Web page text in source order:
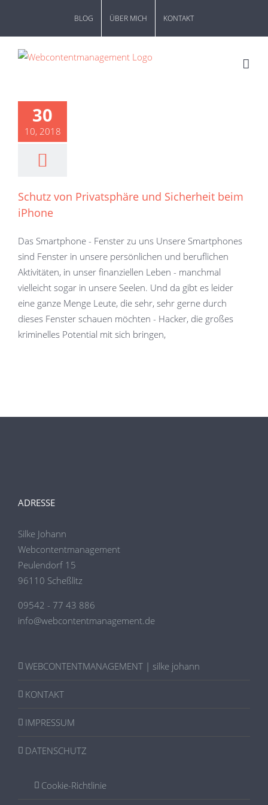
springen
BLOG ÜBER MICH KONTAKT
30
10, 2018
Schutz von Privatsphäre und Sicherheit beim
iPhone
Das Smartphone - Fenster zu uns Unsere Smartphones
sind Fenster in unsere persönlichen und beruflichen
Aktivitäten, in unser finanziellen Leben - manchmal
vielleicht sogar in unsere Seelen. Und da gibt es leider
eine ganze Menge Leute, die sehr, sehr gerne durch
dieses Fenster schauen möchten - Hacker, die großes
kriminelles Potential mit sich bringen,
ADRESSE
Silke Johann
Webcontentmanagement
Peulendorf 15
96110 Scheßlitz
09542 - 77 43 886
info@webcontentmanagement.de
WEBCONTENTMANAGEMENT | silke johann
KONTAKT
IMPRESSUM
DATENSCHUTZ
Cookie-Richtlinie